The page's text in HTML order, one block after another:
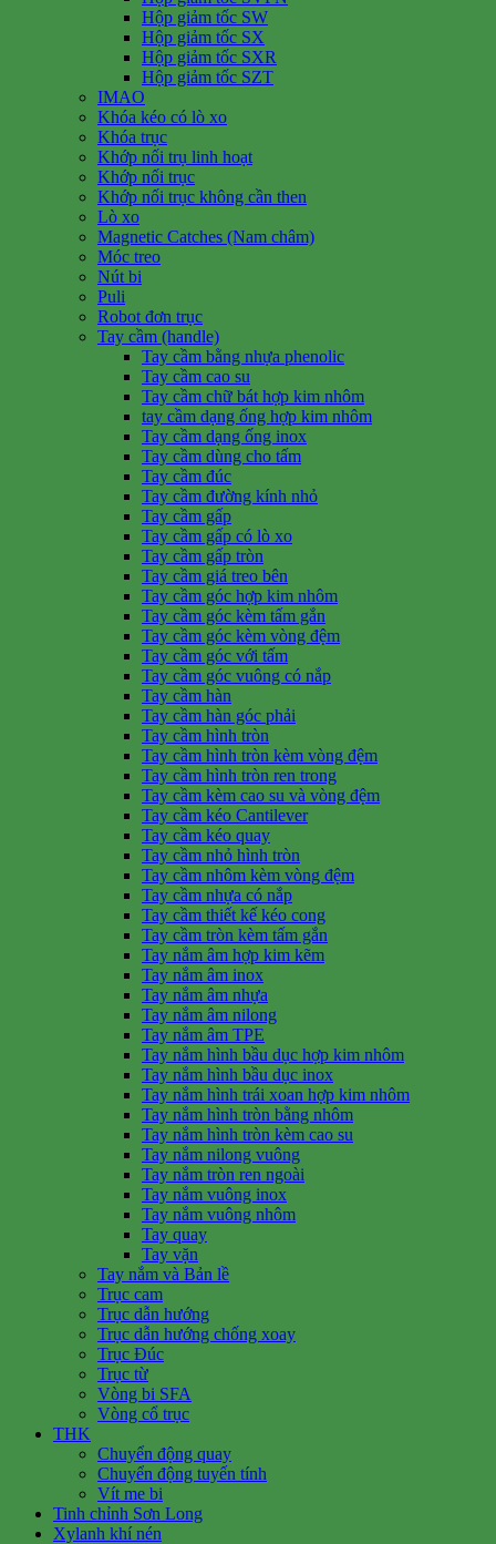
Hộp giảm tốc SW
Hộp giảm tốc SX
Hộp giảm tốc SXR
Hộp giảm tốc SZT
IMAO
Khóa kéo có lò xo
Khóa trục
Khớp nối trụ linh hoạt
Khớp nối trục
Khớp nối trục không cần then
Lò xo
Magnetic Catches (Nam châm)
Móc treo
Nút bi
Puli
Robot đơn trục
Tay cầm (handle)
Tay cầm bằng nhựa phenolic
Tay cầm cao su
Tay cầm chữ bát hợp kim nhôm
tay cầm dạng ống hợp kim nhôm
Tay cầm dạng ống inox
Tay cầm dùng cho tấm
Tay cầm đúc
Tay cầm đường kính nhỏ
Tay cầm gấp
Tay cầm gấp có lò xo
Tay cầm gấp tròn
Tay cầm giá treo bên
Tay cầm góc hợp kim nhôm
Tay cầm góc kèm tấm gắn
Tay cầm góc kèm vòng đệm
Tay cầm góc với tấm
Tay cầm góc vuông có nắp
Tay cầm hàn
Tay cầm hàn góc phải
Tay cầm hình tròn
Tay cầm hình tròn kèm vòng đệm
Tay cầm hình tròn ren trong
Tay cầm kèm cao su và vòng đệm
Tay cầm kéo Cantilever
Tay cầm kéo quay
Tay cầm nhỏ hình tròn
Tay cầm nhôm kèm vòng đệm
Tay cầm nhựa có nắp
Tay cầm thiết kế kéo cong
Tay cầm tròn kèm tấm gắn
Tay nắm âm hợp kim kẽm
Tay nắm âm inox
Tay nắm âm nhựa
Tay nắm âm nilong
Tay nắm âm TPE
Tay nắm hình bầu dục hợp kim nhôm
Tay nắm hình bầu dục inox
Tay nắm hình trái xoan hợp kim nhôm
Tay nắm hình tròn bằng nhôm
Tay nắm hình tròn kèm cao su
Tay nắm nilong vuông
Tay nắm tròn ren ngoài
Tay nắm vuông inox
Tay nắm vuông nhôm
Tay quay
Tay vặn
Tay nắm và Bản lề
Trục cam
Trục dẫn hướng
Trục dẫn hướng chống xoay
Trục Đúc
Trục từ
Vòng bi SFA
Vòng cổ trục
THK
Chuyển động quay
Chuyển động tuyến tính
Vít me bi
Tinh chỉnh Sơn Long
Xylanh khí nén